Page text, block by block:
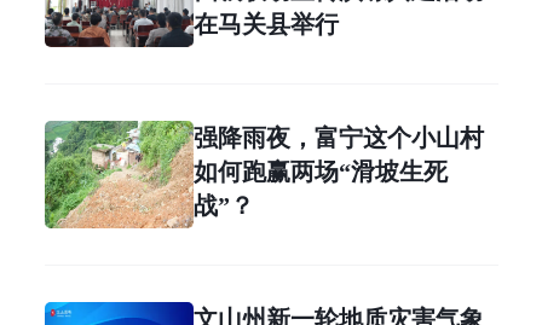
在马关县举行
强降雨夜，富宁这个小山村
如何跑赢两场“滑坡生死
战”？
文山州新一轮地质灾害气象